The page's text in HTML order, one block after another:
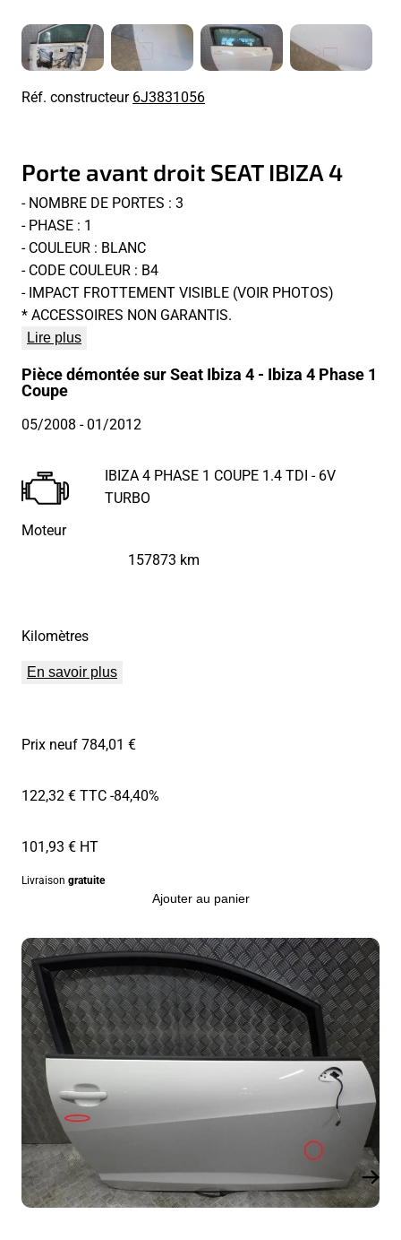
Réf. constructeur6J3831056
Porte avant droit SEAT IBIZA 4
- NOMBRE DE PORTES : 3
- PHASE : 1
- COULEUR : BLANC
- CODE COULEUR : B4
- IMPACT FROTTEMENT VISIBLE (VOIR PHOTOS)
* ACCESSOIRES NON GARANTIS.
Lire plus
Pièce démontée sur Seat Ibiza 4 - Ibiza 4 Phase 1
Coupe
05/2008- 01/2012
Moteur
IBIZA 4 PHASE 1 COUPE 1.4 TDI - 6V
TURBO
Kilomètres
157873 km
En savoir plus
Prix neuf 784,01 €
122,32 € TTC-84,40%
101,93 € HT
Livraison gratuite
Ajouter au panier